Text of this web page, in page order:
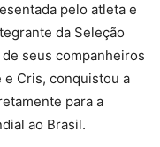
pelo atleta e
da Seleção
seus companheiros
e Cris, conquistou a
para a
ao Brasil.